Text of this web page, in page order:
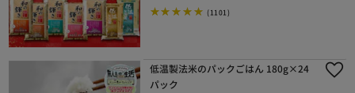
(1101)
低温製法米のパックごはん 180g×24
パック